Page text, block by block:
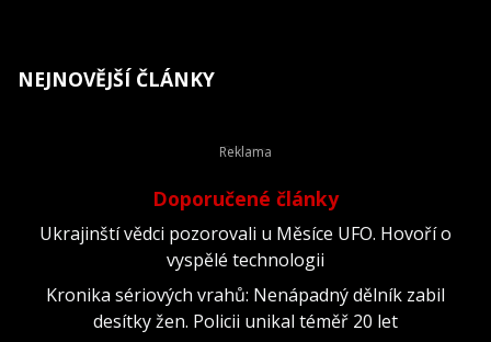
NEJNOVĚJŠÍ ČLÁNKY
Doporučené články
Ukrajinští vědci pozorovali u Měsíce UFO. Hovoří o
vyspělé technologii
Kronika sériových vrahů: Nenápadný dělník zabil
desítky žen. Policii unikal téměř 20 let